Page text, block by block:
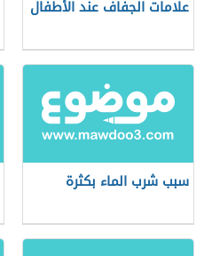
علامات الجفاف عند الأطفال
سبب شرب الماء بكثرة